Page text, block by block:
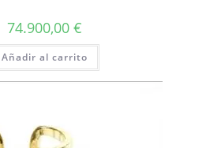
74.900,00 €
Añadir al carrito